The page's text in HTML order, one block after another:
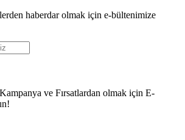
haberdar olmak için e-bültenimize
ve Fırsatlardan olmak için E-